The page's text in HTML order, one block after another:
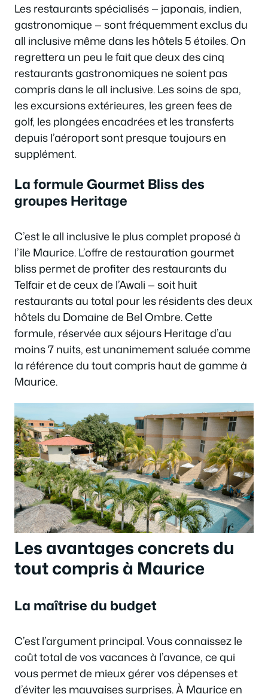
Les restaurants spécialisés — japonais, indien,
gastronomique — sont fréquemment exclus du
all inclusive même dans les hôtels 5 étoiles. On
regrettera un peu le fait que deux des cinq
restaurants gastronomiques ne soient pas
compris dans le all inclusive. Les soins de spa,
les excursions extérieures, les green fees de
golf, les plongées encadrées et les transferts
depuis l’aéroport sont presque toujours en
supplément.
La formule Gourmet Bliss des
groupes Heritage
C’est le all inclusive le plus complet proposé à
l’île Maurice. L’offre de restauration gourmet
bliss permet de profiter des restaurants du
Telfair et de ceux de l’Awali — soit huit
restaurants au total pour les résidents des deux
hôtels du Domaine de Bel Ombre. Cette
formule, réservée aux séjours Heritage d’au
moins 7 nuits, est unanimement saluée comme
la référence du tout compris haut de gamme à
Maurice.
Les avantages concrets du
tout compris à Maurice
La maîtrise du budget
C’est l’argument principal. Vous connaissez le
coût total de vos vacances à l’avance, ce qui
vous permet de mieux gérer vos dépenses et
d’éviter les mauvaises surprises. À Maurice en